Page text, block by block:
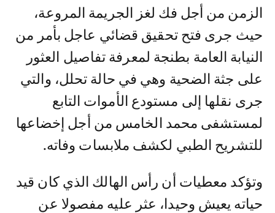
الزمن من أجل فك لغز الجريمة المروعة،
حيث جرى فتح تحقيق قضائي عاجل بأمر من
النيابة العامة بطنجة لمعرفة تفاصيل العثور
على جثة الضحية وهي في حالة تحلل، والتي
جرى نقلها إلى مستودع الأموات التابع
لمستشفى محمد الخامس من أجل إخضاعها
للتشريح الطبي لكشف ملابسات وفاته.
وتؤكد معطيات أن رأس الهالك الذي كان قيد
حياته يعيش وحيدا، عثر عليه مفصولا عن